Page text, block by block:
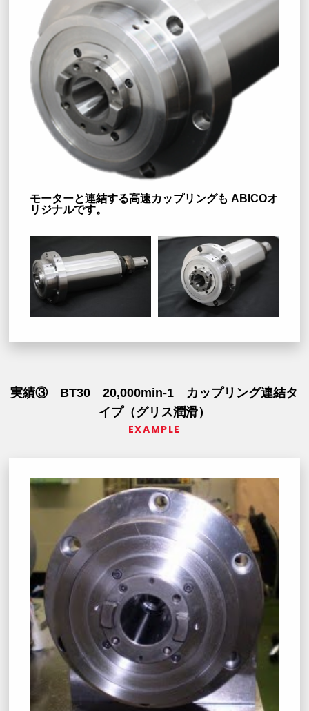
モーターと連結する高速カップリングも ABICOオ
リジナルです。
実績③ BT30 20,000min-1 カップリング連結タ
イプ（グリス潤滑）
EXAMPLE